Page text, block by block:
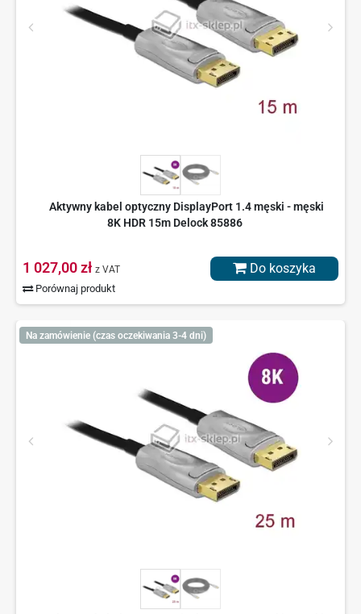
Aktywny kabel optyczny DisplayPort 1.4 męski - męski
8K HDR 15m Delock 85886
1 027,00 zł z VAT
Porównaj produkt
Do koszyka
Na zamówienie (czas oczekiwania 3-4 dni)